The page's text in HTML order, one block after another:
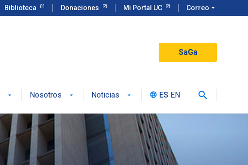
Biblioteca Donaciones Mi Portal UC Correo arrow_drop_down
SaGa
Nosotros Noticias language ES EN search